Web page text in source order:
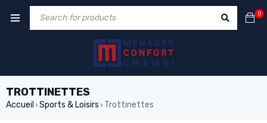
0
TROTTINETTES
Accueil › Sports & Loisirs › Trottinettes